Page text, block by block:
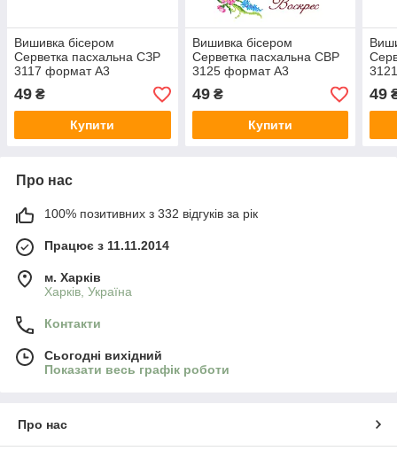
Вишивка бісером
Серветка пасхальна СЗР
3117 формат А3
49 ₴
Купити
Вишивка бісером
Серветка пасхальна СВР
3125 формат А3
49₴
Купити
49
Про нас
100% позитивних з 332 відгуків за рік
Працює з 11.11.2014
м. Харків
Харків, Україна
Контакти
Сьогодні вихідний
Показати весь графік роботи
Про нас